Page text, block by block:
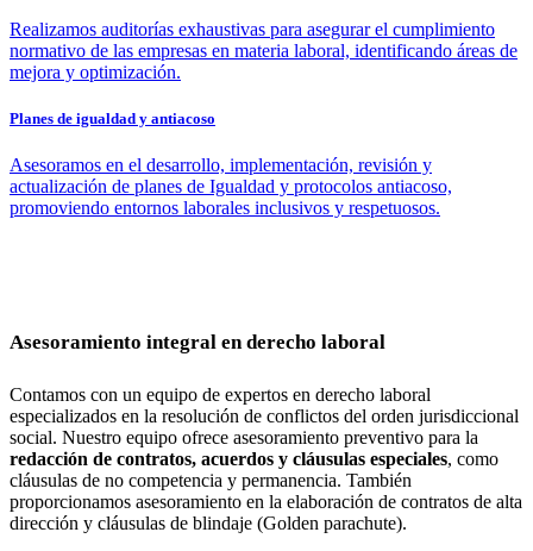
Realizamos auditorías exhaustivas para asegurar el cumplimiento
normativo de las empresas en materia laboral, identificando áreas de
mejora y optimización.
Planes de igualdad y antiacoso
Asesoramos en el desarrollo, implementación, revisión y
actualización de planes de Igualdad y protocolos antiacoso,
promoviendo entornos laborales inclusivos y respetuosos.
Asesoramiento integral en derecho laboral
Contamos con un equipo de expertos en derecho laboral
especializados en la resolución de conflictos del orden jurisdiccional
social. Nuestro equipo ofrece asesoramiento preventivo para la
redacción de contratos, acuerdos y cláusulas especiales, como
cláusulas de no competencia y permanencia. También
proporcionamos asesoramiento en la elaboración de contratos de alta
dirección y cláusulas de blindaje (Golden parachute).